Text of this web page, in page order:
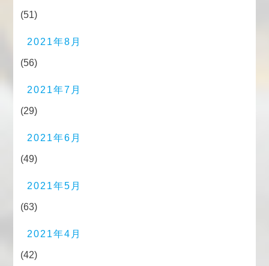
(51)
2021年8月
(56)
2021年7月
(29)
2021年6月
(49)
2021年5月
(63)
2021年4月
(42)